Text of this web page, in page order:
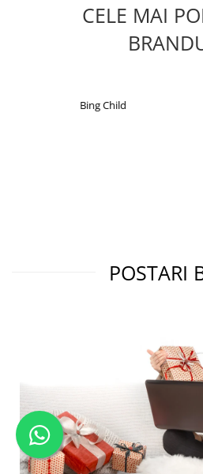
CELE MAI
Cars
POSTARI